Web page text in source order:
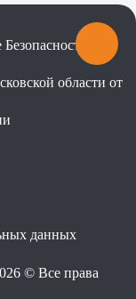
области от
данных
© Все права